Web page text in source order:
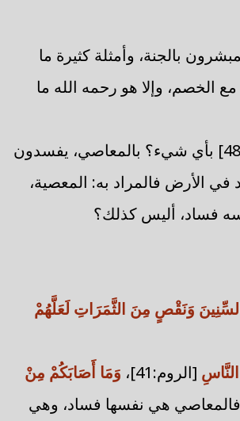
بالجنة، وأمثلة كثيرة ما
الخصم، وإلا هو رحمه الله ما
[النمل:48] بأي شيء؟ بالمعاصي، يفسدون
في الأرض فالمراد به: المعصية،
فساد، أليس كذلك؟
وَنَقْصٍ مِنَ الثَّمَرَاتِ لَعَلَّهُمْ
[الروم:41]،
وَمَا أَصَابَكُمْ مِنْ
فالمعاصي هي نفسها فساد، وهي